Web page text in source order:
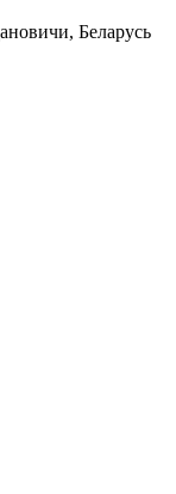
Беларусь